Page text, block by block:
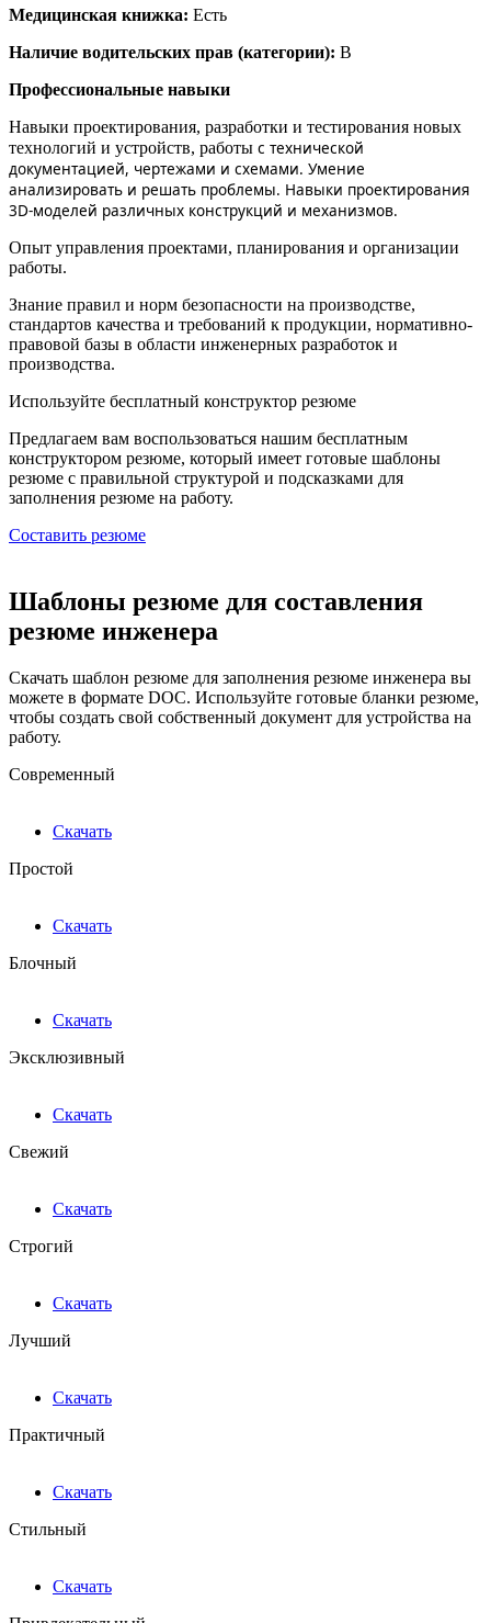
Медицинская книжка: Есть
Наличие водительских прав (категории): B
Профессиональные навыки
Навыки проектирования, разработки и тестирования новых
технологий и устройств, работы с технической
документацией, чертежами и схемами. Умение
анализировать и решать проблемы. Навыки проектирования
3D-моделей различных конструкций и механизмов.
Опыт управления проектами, планирования и организации
работы.
Знание правил и норм безопасности на производстве,
стандартов качества и требований к продукции, нормативно-
правовой базы в области инженерных разработок и
производства.
Используйте бесплатный конструктор резюме
Предлагаем вам воспользоваться нашим бесплатным
конструктором резюме, который имеет готовые шаблоны
резюме с правильной структурой и подсказками для
заполнения резюме на работу.
Составить резюме
Шаблоны резюме для составления
резюме инженера
Скачать шаблон резюме для заполнения резюме инженера вы
можете в формате DOC. Используйте готовые бланки резюме,
чтобы создать свой собственный документ для устройства на
работу.
Современный
Скачать
Простой
Скачать
Блочный
Скачать
Эксклюзивный
Скачать
Свежий
Скачать
Строгий
Скачать
Лучший
Скачать
Практичный
Скачать
Стильный
Скачать